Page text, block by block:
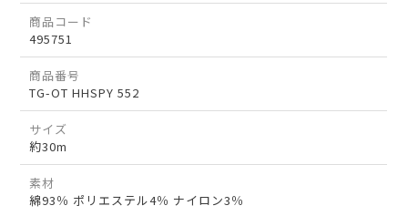
商品コード
495751
商品番号
TG-OT HHSPY 552
サイズ
約30m
素材
綿93％ ポリエステル4％ ナイロン3％